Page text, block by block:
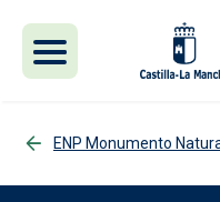
ENP Monumento